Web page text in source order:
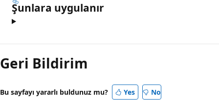
Şunlara uygulanır
Geri Bildirim
Bu sayfayı yararlı buldunuz mu? Yes No